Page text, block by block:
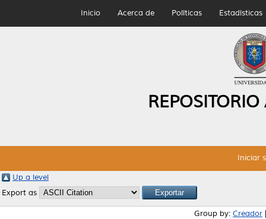
Inicio Acerca de Políticas Estadísticas
Iniciar
Up a level
Export as
Group by: Creador